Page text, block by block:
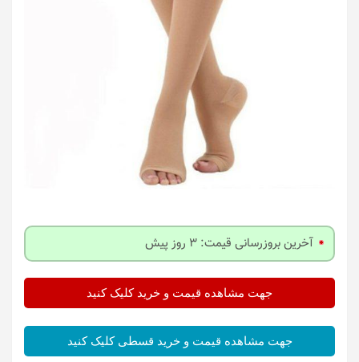
آخرین بروزرسانی قیمت: 3 روز پیش
جهت مشاهده قیمت و خرید کلیک کنید
جهت مشاهده قیمت و خرید قسطی کلیک کنید